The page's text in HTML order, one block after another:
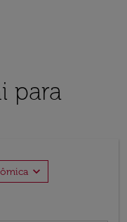
para
expand_more